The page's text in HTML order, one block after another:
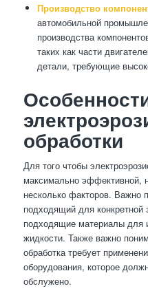
Производство
автомобильной
производства
таких как части
детали, требующие
обработки
Для того чтобы
максимально эффективной,
несколько факторов. Важно
подходящий для конкретной
подходящие материалы для
жидкости. Также важно
обработка требует
оборудования, которое
обслужено.